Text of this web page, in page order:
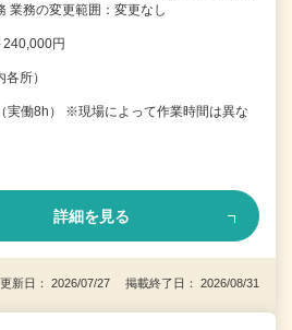
業務の変更範囲：変更なし
円
所）
実働8h） ※現場によって作業時間は異な
詳細を見る
更新日： 2026/07/27 掲載終了日： 2026/08/31